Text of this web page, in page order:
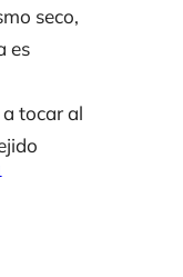
seco,
es
tocar al